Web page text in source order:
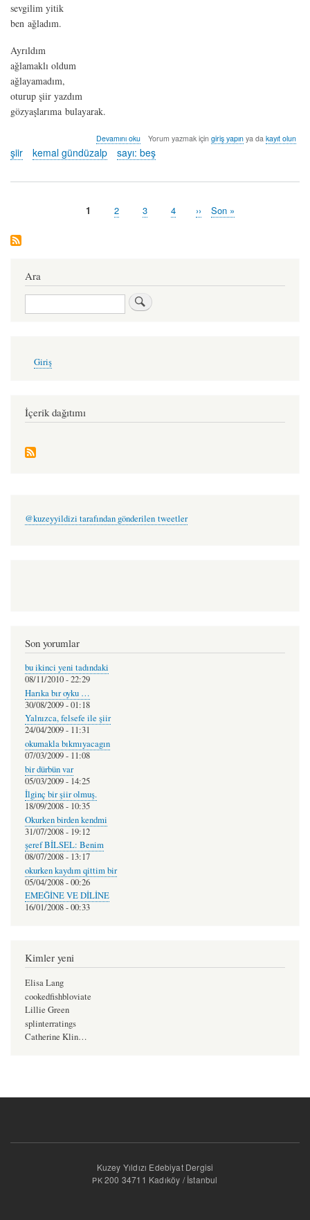
sevgilim yitik
ben ağladım.
Ayrıldım
ağlamaklı oldum
ağlayamadım,
oturup şiir yazdım
gözyaşlarıma bulayarak.
ey
hayat!
-
gündüzalp
Devamını oku Yorum yazmak için giriş yapınya da kayıt olun
şiir kemal gündüzalp sayı: beş
Şu
1 Sayfa
2 Sayfa
3 Sayfa
4
Sonraki
››
Last
Son »
Ara
Ara
account
Giriş
İçerik dağıtımı
@kuzeyyildizi tarafından gönderilen tweetler
Son yorumlar
bu ikinci yeni tadındaki
08/11/2010 - 22:29
Harıka bır oyku …
30/08/2009 - 01:18
Yalnızca, felsefe ile şiir
24/04/2009 - 11:31
okumakla bıkmıyacagın
07/03/2009 - 11:08
bir dürbün var
05/03/2009 - 14:25
İlginç bir şiir olmuş.
18/09/2008 - 10:35
Okurken birden kendmi
31/07/2008 - 19:12
şeref BİLSEL: Benim
08/07/2008 - 13:17
okurken kaydım qittim bir
05/04/2008 - 00:26
EMEĞİNE VE DİLİNE
16/01/2008 - 00:33
Kimler yeni
Elisa Lang
cookedfishbloviate
Lillie Green
splinterratings
Catherine Klin…
Kuzey Yıldızı Edebiyat Dergisi
PK200 34711 Kadıköy / İstanbul